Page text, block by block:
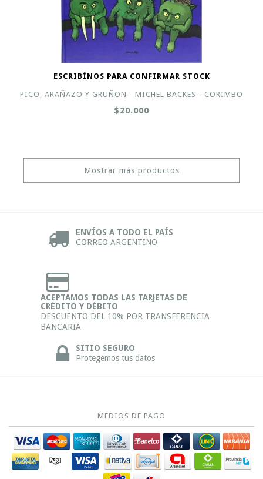
ESCRIBÍNOS PARA CONFIRMAR STOCK
PICO, ARAÑAZO Y GRUÑON - MICHEL BACKES - CORIMBO
$20.000
Mostrar más productos
ENVÍOS A TODO EL PAÍS
CORREO ARGENTINO
ACEPTAMOS TODAS LAS TARJETAS DE
CRÉDITO Y DÉBITO
DESCUENTO DEL 10% POR TRANSFERENCIA
BANCARIA
SITIO SEGURO
Protegemos tus datos
MEDIOS DE PAGO